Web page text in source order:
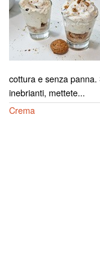
cottura e senza
inebrianti, mettete...
Crema